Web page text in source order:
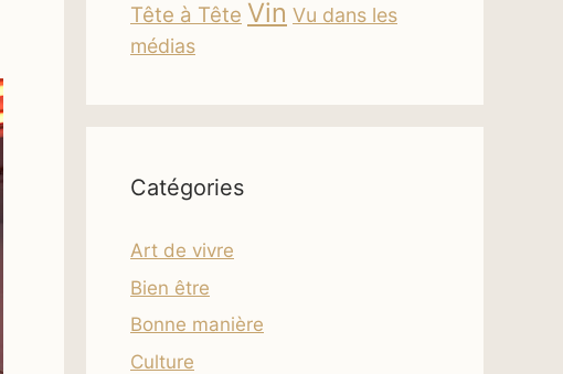
Tête à Tête Vin Vu dans les
médias
Catégories
Art de vivre
Bien être
Bonne manière
Culture